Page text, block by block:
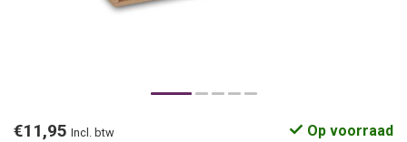
€11,95 Incl. btw Op voorraad